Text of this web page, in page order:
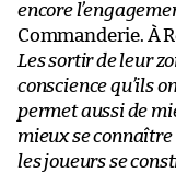
encore
Commanderie. À
Les sortir de leur
conscience qu’ils
permet aussi de
mieux se connaître
les joueurs se